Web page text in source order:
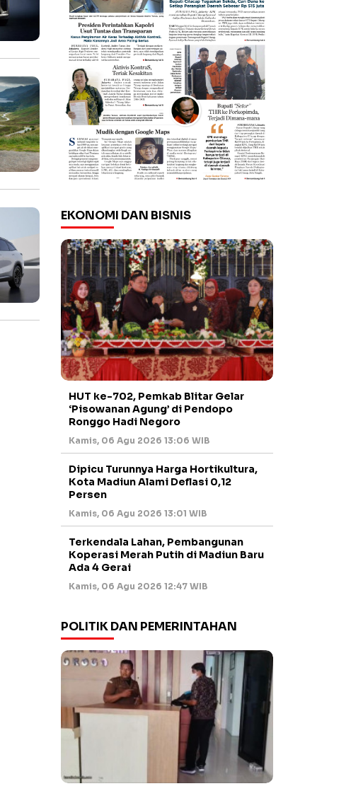
EKONOMI DAN BISNIS
HUT ke-702, Pemkab Blitar Gelar
‘Pisowanan Agung’ di Pendopo
Ronggo Hadi Negoro
Kamis, 06 Agu 2026 13:06 WIB
Dipicu Turunnya Harga Hortikultura,
Kota Madiun Alami Deflasi 0,12
Persen
Kamis, 06 Agu 2026 13:01 WIB
Terkendala Lahan, Pembangunan
Koperasi Merah Putih di Madiun Baru
Ada 4 Gerai
Kamis, 06 Agu 2026 12:47 WIB
POLITIK DAN PEMERINTAHAN